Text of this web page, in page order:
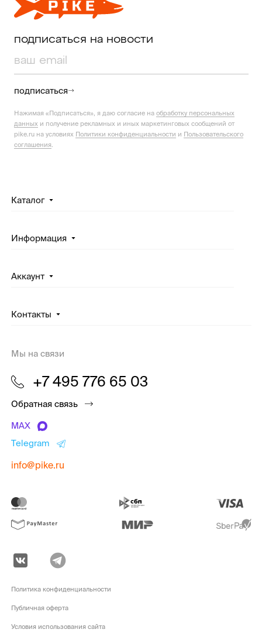
подписаться на новости
подписаться
Нажимая «Подписаться», я даю согласие на обработку персональных
данных и получение рекламных и иных маркетинговых сообщений от
pike.ru на условиях Политики конфиденциальности и Пользовательского
соглашения
Каталог
Информация
Аккаунт
Контакты
Мы на связи
+7 495 776 65 03
Обратная связь
MAX
Telegram
info@pike.ru
Политика конфиденциальности
Публичная оферта
Условия использования сайта